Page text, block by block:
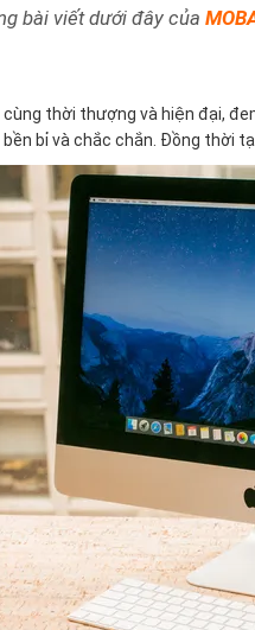
bài viết dưới đây của
thời thượng và hiện đại,
bỉ và chắc chắn. Đồng thời